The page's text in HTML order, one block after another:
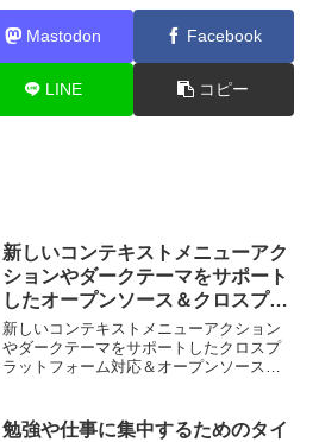
Mastodon Facebook
LINE コピー
新しいコンテキストメニューアク
ションやダークテーマをサポート
したオープンソース＆クロスプラ
ットフォーム対応のノートアプリ
「Notable v1.5」がリリース。
新しいコンテキストメニューアクション
やダークテーマをサポートしたクロスプ
ラットフォーム対応＆オープンソースの
勉強や仕事に集中するためのタイ